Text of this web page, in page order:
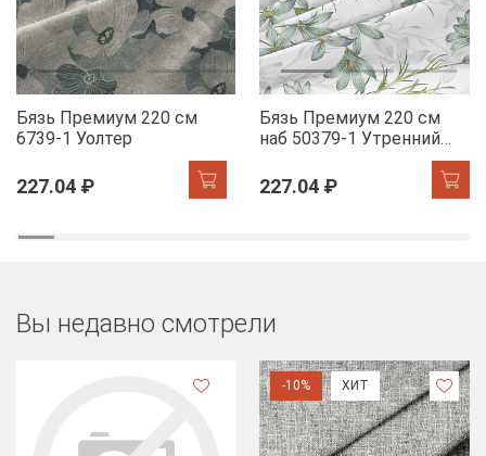
Бязь Премиум 220 см
6739-1 Уолтер
227.04 ₽
Бязь Премиум 220 см
наб 50379-1 Утренний
227.04 ₽
Вы недавно смотрели
-10% ХИТ